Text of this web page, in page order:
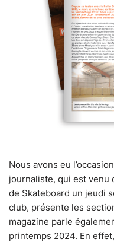
Nous avons eu
journaliste, qui est venu
de Skateboard un jeudi
club, présente les
magazine parle
printemps 2024. En effet,